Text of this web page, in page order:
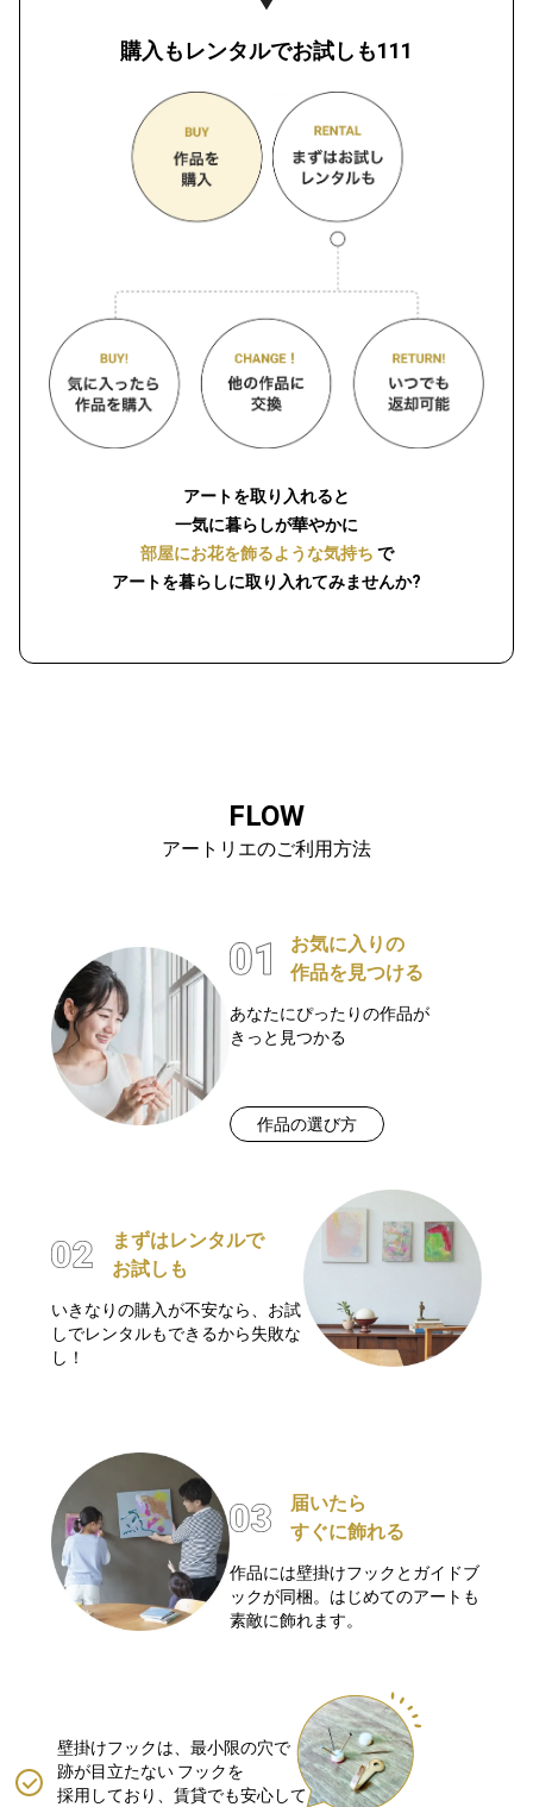
購入もレンタルでお試しも111
アートを取り入れると
一気に暮らしが華やかに
部屋にお花を飾るような気持ち で
アートを暮らしに取り入れてみませんか?
FLOW
アートリエのご利用方法
お気に入りの
作品を見つける
あなたにぴったりの作品が
きっと見つかる
作品の選び方
まずはレンタルで
お試しも
いきなりの購入が不安なら、お試
しでレンタルもできるから失敗な
し！
届いたら
すぐに飾れる
作品には壁掛けフックとガイドブ
ックが同梱。はじめてのアートも
素敵に飾れます。
壁掛けフックは、最小限の穴で
跡が目立たない フックを
採用しており、賃貸でも安心して